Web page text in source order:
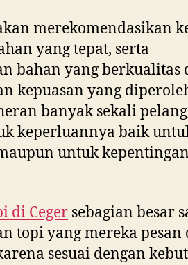
merekomendasikan
yang tepat, serta
bahan yang berkualitas
kepuasan yang
banyak sekali
keperluannya baik
untuk kepentingan
di Ceger sebagian besar
topi yang mereka pesan
sesuai dengan